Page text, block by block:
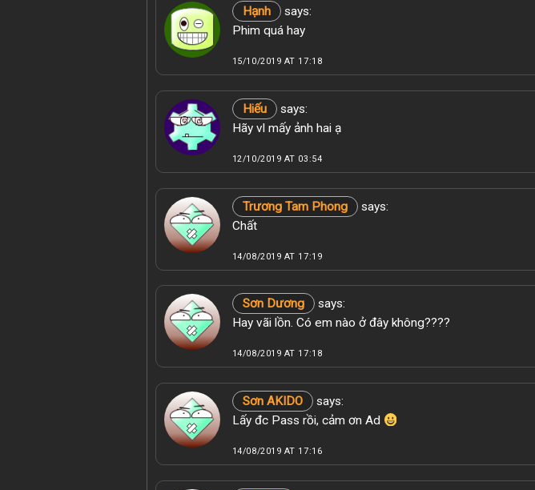
Hạnh
says:
Phim quá hay
15/10/2019 AT 17:18
Hiếu
says:
Hãy vl mấy ảnh hai ạ
12/10/2019 AT 03:54
Trương Tam Phong
says:
Chất
14/08/2019 AT 17:19
Sơn Dương
says:
Hay vãi lồn. Có em nào ở đây không????
14/08/2019 AT 17:18
Sơn AKIDO
says:
Lấy đc Pass rồi, cảm ơn Ad
14/08/2019 AT 17:16